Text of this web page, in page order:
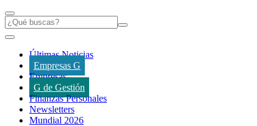
Últimas Noticias
Empresas G
Empresas
G de Gestión
Finanzas Personales
Newsletters
Mundial 2026